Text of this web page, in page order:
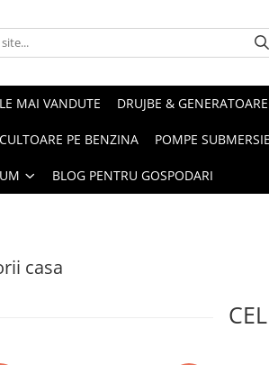
MAI VANDUTE DRUJBE &
PE BENZINA POMPE
BLOG PENTRU GOSPODARI
casa